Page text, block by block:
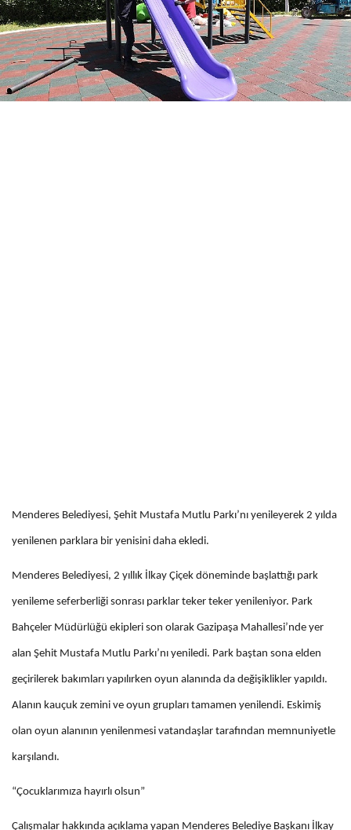
Menderes Belediyesi, Şehit Mustafa Mutlu Parkı’nı yenileyerek 2 yılda
yenilenen parklara bir yenisini daha ekledi.
Menderes Belediyesi, 2 yıllık İlkay Çiçek döneminde başlattığı park
yenileme seferberliği sonrası parklar teker teker yenileniyor. Park
Bahçeler Müdürlüğü ekipleri son olarak Gazipaşa Mahallesi’nde yer
alan Şehit Mustafa Mutlu Parkı’nı yeniledi. Park baştan sona elden
geçirilerek bakımları yapılırken oyun alanında da değişiklikler yapıldı.
Alanın kauçuk zemini ve oyun grupları tamamen yenilendi. Eskimiş
olan oyun alanının yenilenmesi vatandaşlar tarafından memnuniyetle
karşılandı.
“Çocuklarımıza hayırlı olsun”
Çalışmalar hakkında açıklama yapan Menderes Belediye Başkanı İlkay